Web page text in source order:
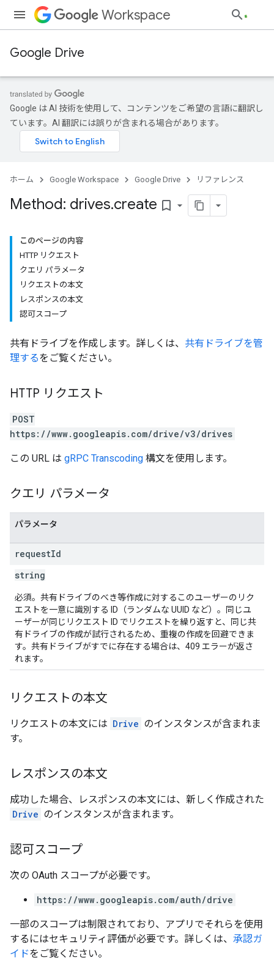
Workspace
Google Drive
Google は AI 技術を使用して、コンテンツをご希望の言語に翻訳し
ています。AI 翻訳には誤りが含まれる場合があります。
ホーム Google Workspace Google Drive リファレンス
Method: drives.create bookmark_border
このページの内容
HTTP リクエスト
クエリ パラメータ
リクエストの本文
レスポンスの本文
認可スコープ
共有ドライブを作成します。詳しくは、 共有ドライブを管
理するをご覧ください。
HTTP リクエスト
POST
https://www.googleapis.com/drive/v3/drives
この URL は gRPC Transcoding 構文を使用します。
クエリ パラメータ
パラメータ
requestId
string
必須。共有ドライブのべき等作成に対するこのユーザーのリク
エストを一意に識別する ID（ランダムな UUID など）。同じユ
ーザーが同じリクエスト ID でリクエストを繰り返すと、同じ共
有ドライブの作成が試行されるため、重複の作成を回避できま
す。共有ドライブがすでに存在する場合は、409 エラーが返さ
れます。
リクエストの本文
リクエストの本文には Drive のインスタンスが含まれま
す。
レスポンスの本文
成功した場合、レスポンスの本文には、新しく作成された
Drive のインスタンスが含まれます。
認可スコープ
次の OAuth スコープが必要です。
https://www.googleapis.com/auth/drive
一部のスコープは制限されており、アプリでそれらを使用
するにはセキュリティ評価が必要です。詳しくは、 承認ガ
イドをご覧ください。